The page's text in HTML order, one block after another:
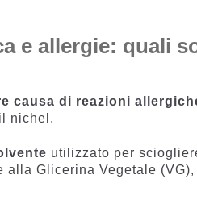
e allergie: quali
causa di reazioni
nichel.
utilizzato per
Glicerina Vegetale